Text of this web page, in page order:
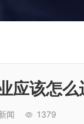
应该怎么
闻 1379